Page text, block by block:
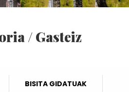
/ Gasteiz
BISITA GIDATUAK